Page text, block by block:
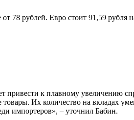
78 рублей. Евро стоит 91,59 рубля
привести к плавному увеличению
Их количество на вкладах
импортеров», – уточнил Бабин.